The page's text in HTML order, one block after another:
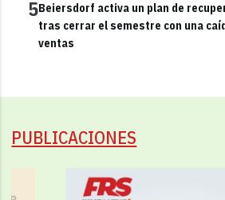
5Beiersdorf activa un plan de
tras cerrar el semestre con una
ventas
PUBLICACIONES